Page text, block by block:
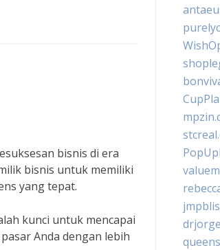
bisnis di era
bisnis untuk memiliki
yang tepat.
kunci untuk mencapai
Anda dengan lebih